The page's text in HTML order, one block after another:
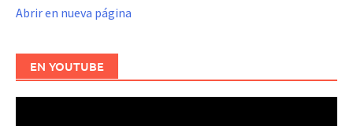
Abrir en nueva página
EN YOUTUBE